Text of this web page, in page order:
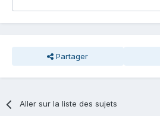
Partager
Aller sur la liste des sujets